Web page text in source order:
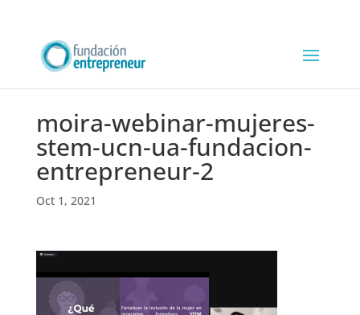
moira-webinar-mujeres-
stem-ucn-ua-fundacion-
entrepreneur-2
Oct 1, 2021